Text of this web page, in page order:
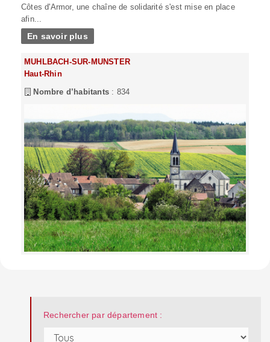
Côtes d'Armor, une chaîne de solidarité s'est mise en place
afin...
En savoir plus
MUHLBACH-SUR-MUNSTER
Haut-Rhin
Nombre d’habitants : 834
Rechercher par département :